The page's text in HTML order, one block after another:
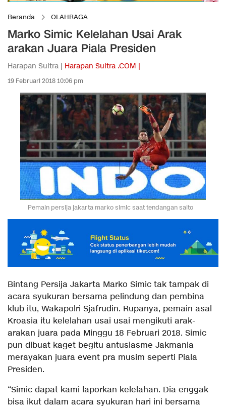
Beranda OLAHRAGA
Marko Simic Kelelahan Usai Arak
arakan Juara Piala Presiden
Harapan Sultra | Harapan Sultra .COM |
19 Februari 2018 10:06 pm
Pemain persija jakarta marko simic saat tendangan salto
Bintang Persija Jakarta Marko Simic tak tampak di
acara syukuran bersama pelindung dan pembina
klub itu, Wakapolri Sjafrudin. Rupanya, pemain asal
Kroasia itu kelelahan usai usai mengikuti arak-
arakan juara pada Minggu 18 Februari 2018. Simic
pun dibuat kaget begitu antusiasme Jakmania
merayakan juara event pra musim seperti Piala
Presiden.
“Simic dapat kami laporkan kelelahan. Dia enggak
bisa ikut dalam acara syukuran hari ini bersama